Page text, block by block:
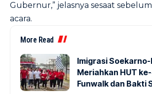
Gubernur,” jelasnya sesaat
acara.
More Read
Imigrasi
Meriahkan HUT
Funwalk dan Bakti